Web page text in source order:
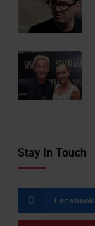
Stay In Touch
Facebook